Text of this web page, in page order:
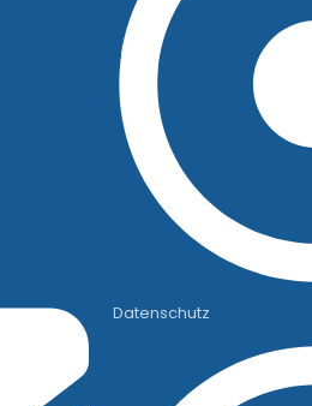
Datenschutz